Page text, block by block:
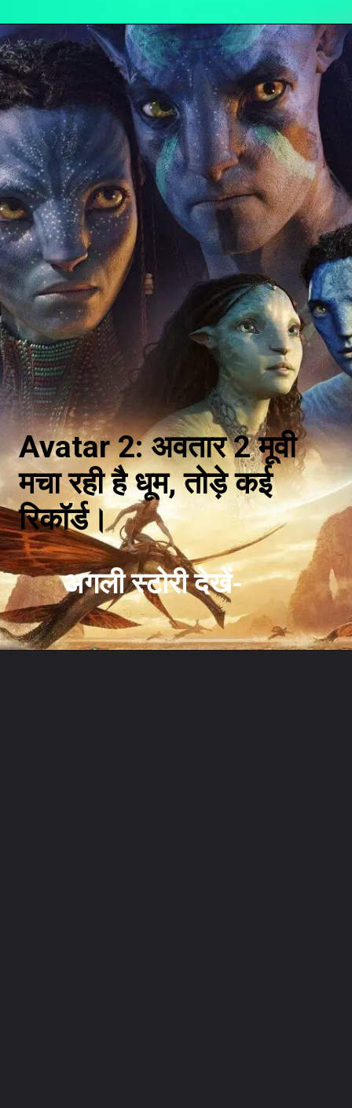
Avatar 2: अवतार 2 मूवी
मचा रही है धूम, तोड़े कई
रिकॉर्ड।
अगली स्टोरी देखें-